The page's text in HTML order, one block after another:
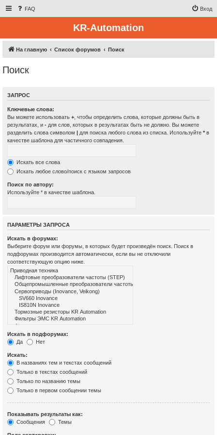
FAQ Вход
KR-Automation
На главную Список форумов Поиск
Поиск
ЗАПРОС
Ключевые слова:
Вы можете использовать + , чтобы определить слова, которые должны быть в
результатах, и - для слов, которых в результатах быть не должно. Вы можете
разделить слова символом | для поиска любого слова из списка. Используйте * в
качестве шаблона для частичного совпадения.
Искать все слова
Искать любое слово/поиск с языком запросов
Поиск по автору:
Используйте * в качестве шаблона.
ПАРАМЕТРЫ ЗАПРОСА
Искать в форумах:
Выберите форум или форумы, в которых будет произведён поиск. Поиск в
подфорумах производится автоматически, если вы не отключили
соответствующую опцию ниже.
Искать в подфорумах:
Да
Нет
Искать:
В названиях тем и текстах сообщений
Только в текстах сообщений
Только по названию темы
Только в первом сообщении темы
Показывать результаты как:
Сообщения
Темы